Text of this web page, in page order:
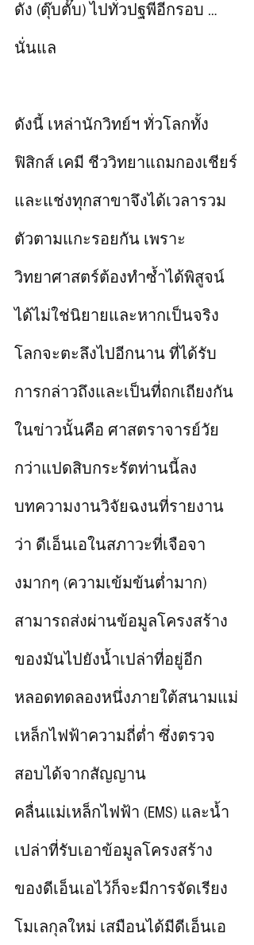
ดัง (ตุ๊บตั๊บ) ไปทั่วปฐพีอีกรอบ …
นั่นแล
ดังนี้ เหล่านักวิทย์ฯ ทั่วโลกทั้ง
ฟิสิกส์ เคมี ชีววิทยาแถมกองเชียร์
และแช่งทุกสาขาจึงได้เวลารวม
ตัวตามแกะรอยกัน เพราะ
วิทยาศาสตร์ต้องทำซ้ำได้พิสูจน์
ได้ไม่ใช่นิยายและหากเป็นจริง
โลกจะตะลึงไปอีกนาน ที่ได้รับ
การกล่าวถึงและเป็นที่ถกเถียงกัน
ในข่าวนั้นคือ ศาสตราจารย์วัย
กว่าแปดสิบกระรัตท่านนี้ลง
บทความงานวิจัยฉงนที่รายงาน
ว่า ดีเอ็นเอในสภาวะที่เจือจา
งมากๆ (ความเข้มข้นต่ำมาก)
สามารถส่งผ่านข้อมูลโครงสร้าง
ของมันไปยังน้ำเปล่าที่อยู่อีก
หลอดทดลองหนึ่งภายใต้สนามแม่
เหล็กไฟฟ้าความถี่ต่ำ ซึ่งตรวจ
สอบได้จากสัญญาน
คลื่นแม่เหล็กไฟฟ้า (EMS) และน้ำ
เปล่าที่รับเอาข้อมูลโครงสร้าง
ของดีเอ็นเอไว้ก็จะมีการจัดเรียง
โมเลกุลใหม่ เสมือนได้มีดีเอ็นเอ